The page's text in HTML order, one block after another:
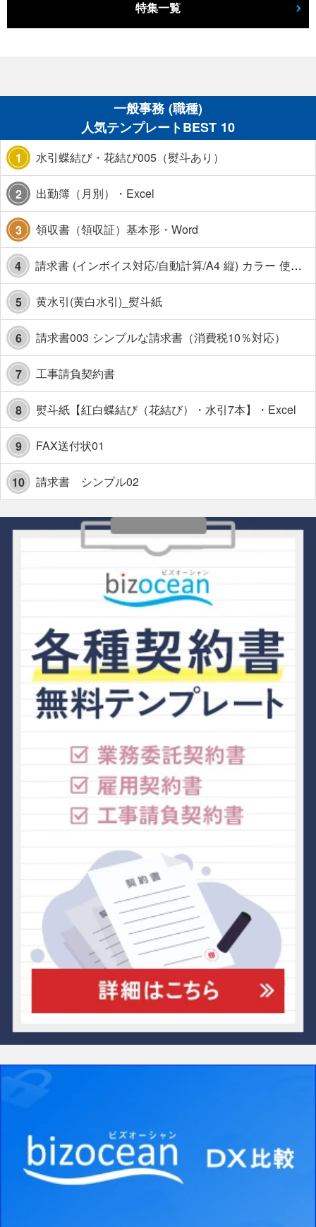
特集一覧
一般事務 (職種)
人気テンプレートBEST 10
1 水引蝶結び・花結び005（熨斗あり）
2 出勤簿（月別）・Excel
3 領収書（領収証）基本形・Word
4 請求書 (インボイス対応/自動計算/A4 縦) カラー 使い方解説あり
5 黄水引(黄白水引)_熨斗紙
6 請求書003 シンプルな請求書（消費税10％対応）
7 工事請負契約書
8 熨斗紙【紅白蝶結び（花結び）・水引7本】・Excel
9 FAX送付状01
10 請求書 シンプル02